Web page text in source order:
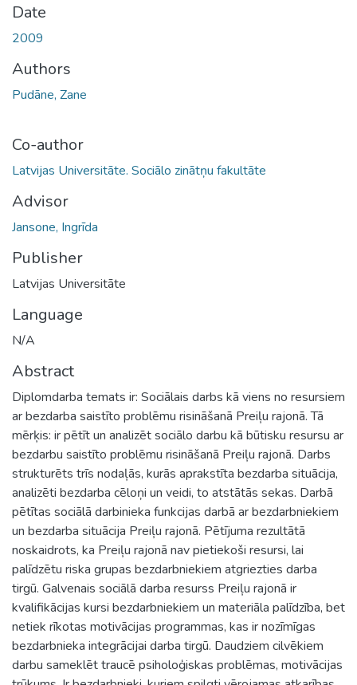
Date
2009
Authors
Pudāne, Zane
Co-author
Latvijas Universitāte. Sociālo zinātņu fakultāte
Advisor
Jansone, Ingrīda
Publisher
Latvijas Universitāte
Language
N/A
Abstract
Diplomdarba temats ir: Sociālais darbs kā viens no resursiem
ar bezdarba saistīto problēmu risināšanā Preiļu rajonā. Tā
mērķis: ir pētīt un analizēt sociālo darbu kā būtisku resursu ar
bezdarbu saistīto problēmu risināšanā Preiļu rajonā. Darbs
strukturēts trīs nodaļās, kurās aprakstīta bezdarba situācija,
analizēti bezdarba cēloņi un veidi, to atstātās sekas. Darbā
pētītas sociālā darbinieka funkcijas darbā ar bezdarbniekiem
un bezdarba situācija Preiļu rajonā. Pētījuma rezultātā
noskaidrots, ka Preiļu rajonā nav pietiekoši resursi, lai
palīdzētu riska grupas bezdarbniekiem atgriezties darba
tirgū. Galvenais sociālā darba resurss Preiļu rajonā ir
kvalifikācijas kursi bezdarbniekiem un materiāla palīdzība, bet
netiek rīkotas motivācijas programmas, kas ir nozīmīgas
bezdarbnieka integrācijai darba tirgū. Daudziem cilvēkiem
darbu sameklēt traucē psiholoģiskas problēmas, motivācijas